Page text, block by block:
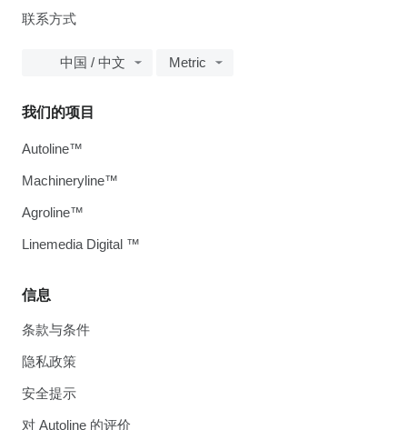
联系方式
中国 / 中文 Metric
信息
条款与条件
隐私政策
安全提示
对 Autoline 的评价
我们的项目
Autoline™
Machineryline™
Agroline™
Linemedia Digital ™